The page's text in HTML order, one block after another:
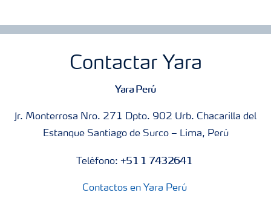
Contactar Yara
Yara Perú
Jr. Monterrosa Nro. 271 Dpto. 902 Urb. Chacarilla del
Estanque Santiago de Surco – Lima, Perú
Teléfono:+51 1 7432641
Contactos en Yara Perú